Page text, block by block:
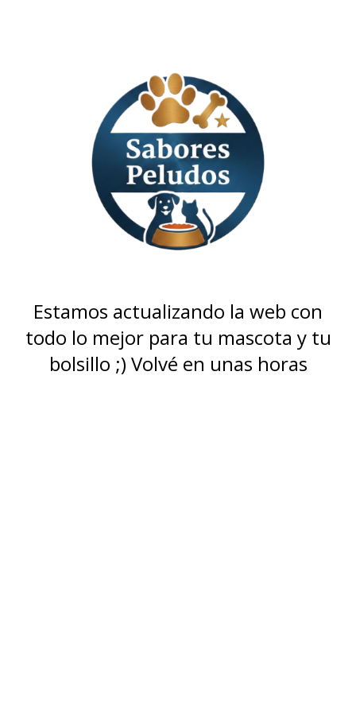
Estamos actualizando la web con
todo lo mejor para tu mascota y tu
bolsillo ;) Volvé en unas horas